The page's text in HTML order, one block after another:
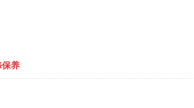
保养